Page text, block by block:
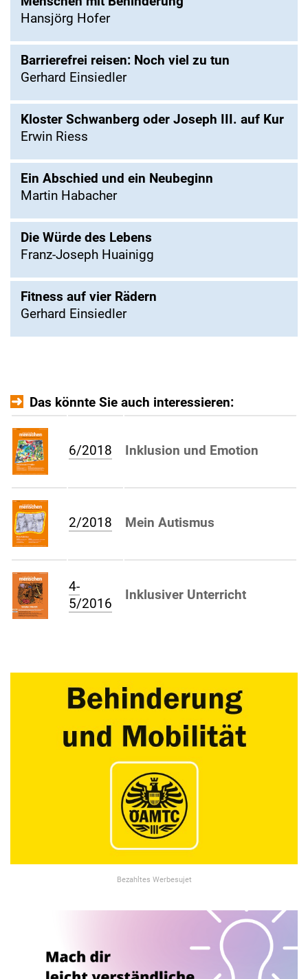
Hansjörg Hofer
Barrierefrei reisen: Noch viel zu tun
Gerhard Einsiedler
Kloster Schwanberg oder Joseph III. auf Kur
Erwin Riess
Ein Abschied und ein Neubeginn
Martin Habacher
Die Würde des Lebens
Franz-Joseph Huainigg
Fitness auf vier Rädern
Gerhard Einsiedler
Das könnte Sie auch interessieren:
6/2018 Inklusion und Emotion
2/2018 Mein Autismus
4-
5/2016
Inklusiver Unterricht
Bezahltes Werbesujet